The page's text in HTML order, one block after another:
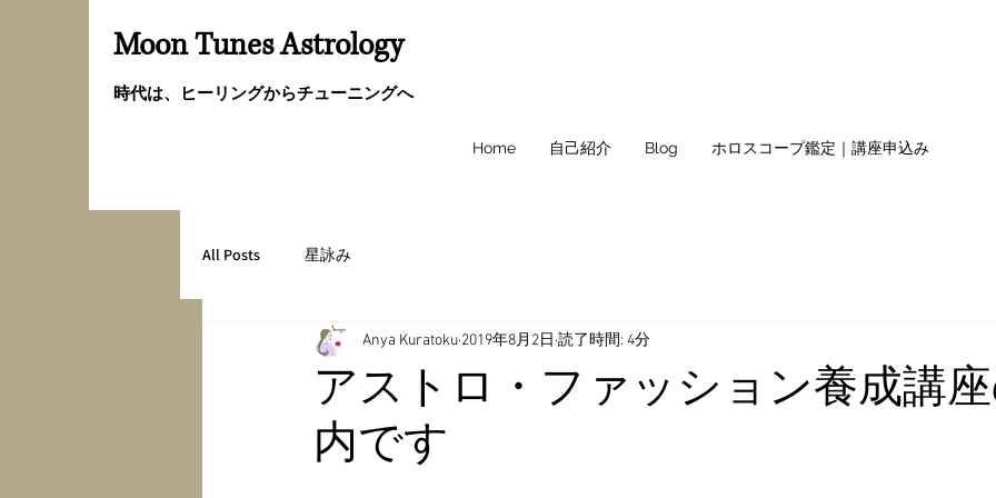
Moon Tunes Astrology
時代は、ヒーリングからチューニングへ
Home 自己紹介 Blog ホロスコープ鑑定｜講座申込み
All Posts 星詠み
アストロ・ファッション養成講
内です
Anya Kuratoku 2019年8月2日 読了時間: 4分